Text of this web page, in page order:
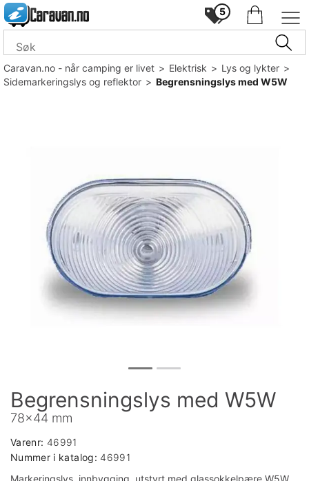
5
Caravan.no - når camping er livet>Elektrisk>Lys og lykter>
Sidemarkeringslys og reflektor>Begrensningslys med W5W
Begrensningslys med W5W
78x44 mm
Varenr: 46991
Nummer i katalog: 46991
Markeringslys, innbygging. utstyrt med glassokkelpære W5W